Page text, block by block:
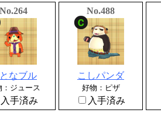
No.264
なブル
：ジュース
入手済み
No.488
こしパンダ
好物：ピザ
入手済み